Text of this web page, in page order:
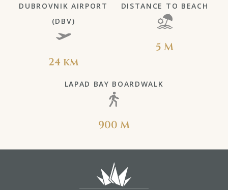
DUBROVNIK AIRPORT
(DBV)
24 km
DISTANCE TO BEACH
5 M
LAPAD BAY BOARDWALK
900 M